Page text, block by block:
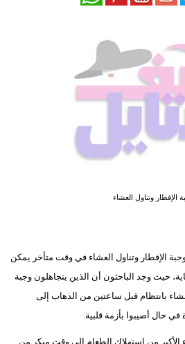
الإفطار وتناول العشاء
الإفطار وتناول العشاء في وقت متأخر يمكن
حيث وجد الباحثون أن الذين يتجاهلون وجبة
بانتظام قبل ساعتين من الذهاب إلى
حال أصيبوا بأزمة قلبية.
الأكبر من استهلاك الطعام إلى وقت مبكر من